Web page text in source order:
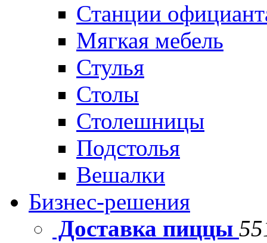
Станции
Мягкая мебель
Стулья
Столы
Столешницы
Подстолья
Вешалки
Бизнес-решения
Доставка пиццы